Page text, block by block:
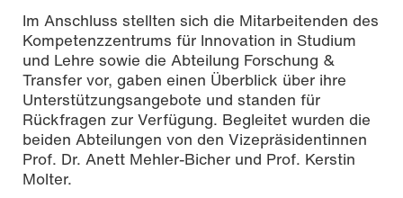
Im Anschluss stellten sich die Mitarbeitenden des
Kompetenzzentrums für Innovation in Studium
und Lehre sowie die Abteilung Forschung &
Transfer vor, gaben einen Überblick über ihre
Unterstützungsangebote und standen für
Rückfragen zur Verfügung. Begleitet wurden die
beiden Abteilungen von den Vizepräsidentinnen
Prof. Dr. Anett Mehler-Bicher und Prof. Kerstin
Molter.